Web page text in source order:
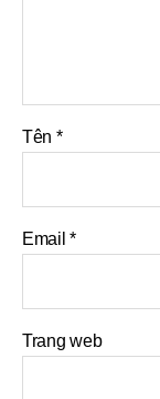
Tên *
Email*
Trang web